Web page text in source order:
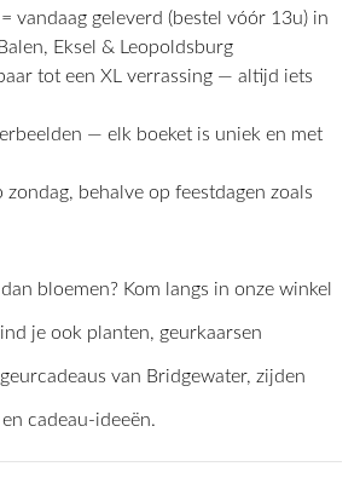
vandaag geleverd (bestel vóór 13u) in
Eksel & Leopoldsburg
tot een XL verrassing — altijd iets
— elk boeket is uniek en met
behalve op feestdagen zoals
bloemen? Kom langs in onze winkel
je ook planten, geurkaarsen
van Bridgewater, zijden
cadeau-ideeën.